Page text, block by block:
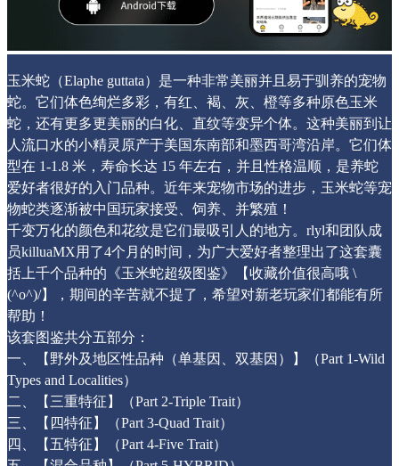
玉米蛇（Elaphe guttata）是一种非常美丽并且易于驯养的宠物
蛇。它们体色绚烂多彩，有红、褐、灰、橙等多种原色玉米
蛇，还有更多更美丽的白化、直纹等变异个体。这种美丽到让
人流口水的小精灵原产于美国东南部和墨西哥湾沿岸。它们体
型在 1-1.8 米，寿命长达 15 年左右，并且性格温顺，是养蛇
爱好者很好的入门品种。近年来宠物市场的进步，玉米蛇等宠
物蛇类逐渐被中国玩家接受、饲养、并繁殖！
千变万化的颜色和花纹是它们最吸引人的地方。rlyl和团队成
员killuaMX用了4个月的时间，为广大爱好者整理出了这套囊
括上千个品种的《玉米蛇超级图鉴》【收藏价值很高哦 \
(^o^)/】，期间的辛苦就不提了，希望对新老玩家们都能有所
帮助！
该套图鉴共分五部分：
一、【野外及地区性品种（单基因、双基因）】（Part 1-Wild
Types and Localities）
二、【三重特征】（Part 2-Triple Trait）
三、【四特征】（Part 3-Quad Trait）
四、【五特征】（Part 4-Five Trait）